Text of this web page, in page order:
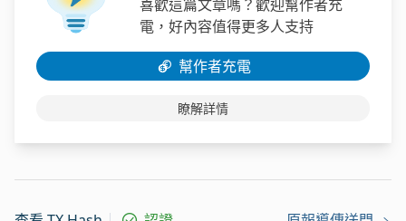
喜歡這篇文章嗎？歡迎幫作者充
電，好內容值得更多人支持
幫作者充電
瞭解詳情